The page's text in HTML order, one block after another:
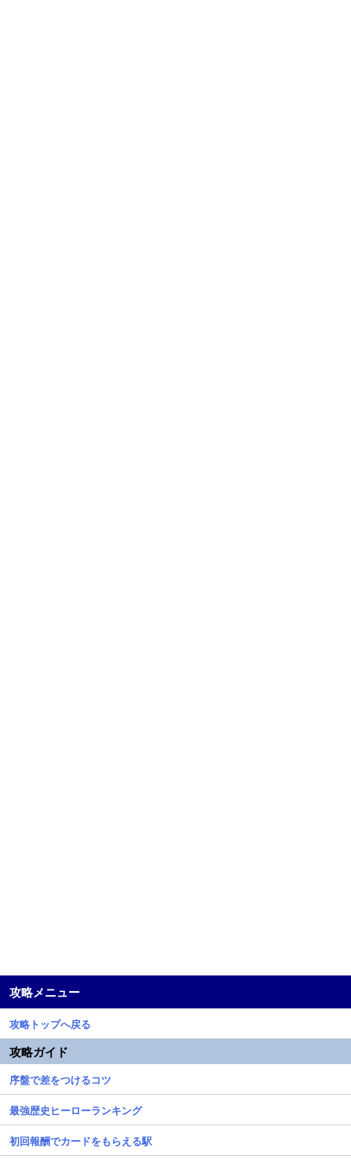
攻略メニュー
攻略トップへ戻る
攻略ガイド
序盤で差をつけるコツ
最強歴史ヒーローランキング
初回報酬でカードをもらえる駅